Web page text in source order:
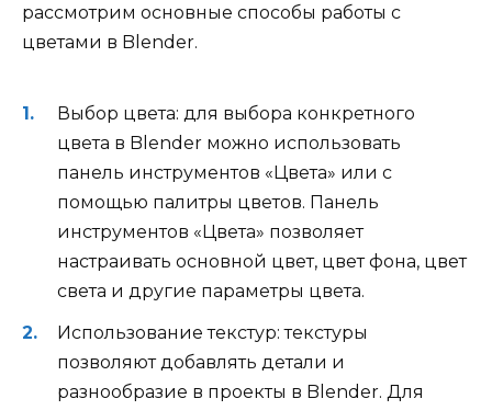
рассмотрим основные способы работы с
цветами в Blender.
Выбор цвета: для выбора конкретного
цвета в Blender можно использовать
панель инструментов «Цвета» или с
помощью палитры цветов. Панель
инструментов «Цвета» позволяет
настраивать основной цвет, цвет фона, цвет
света и другие параметры цвета.
Использование текстур: текстуры
позволяют добавлять детали и
разнообразие в проекты в Blender. Для